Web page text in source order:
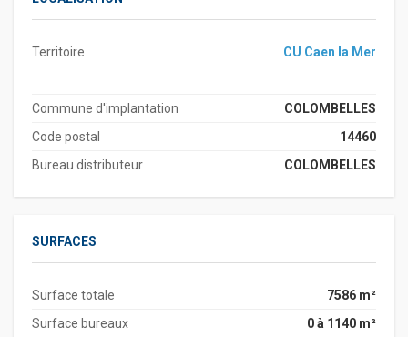
Territoire CU Caen la Mer
Commune d'implantation
COLOMBELLES
Code postal
14460
Bureau distributeur
COLOMBELLES
SURFACES
Surface totale
7586 m²
Surface bureaux
0 à 1140 m²